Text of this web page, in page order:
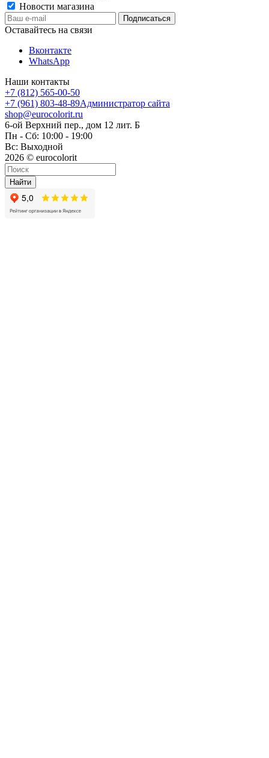
Новости магазина
Оставайтесь на связи
Вконтакте
WhatsApp
Наши контакты
+7 (812) 565-00-50
+7 (961) 803-48-89Администратор сайта
shop@eurocolorit.ru
6-ой Верхний пер., дом 12 лит. Б
Пн - Сб: 10:00 - 19:00
Вс: Выходной
2026 © eurocolorit
Найти